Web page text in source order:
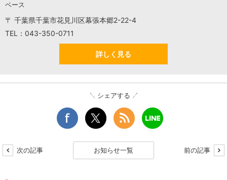
ベース
〒 千葉県千葉市花見川区幕張本郷2-22-4
TEL：043-350-0711
詳しく見る
シェアする
次の記事 お知らせ一覧 前の記事